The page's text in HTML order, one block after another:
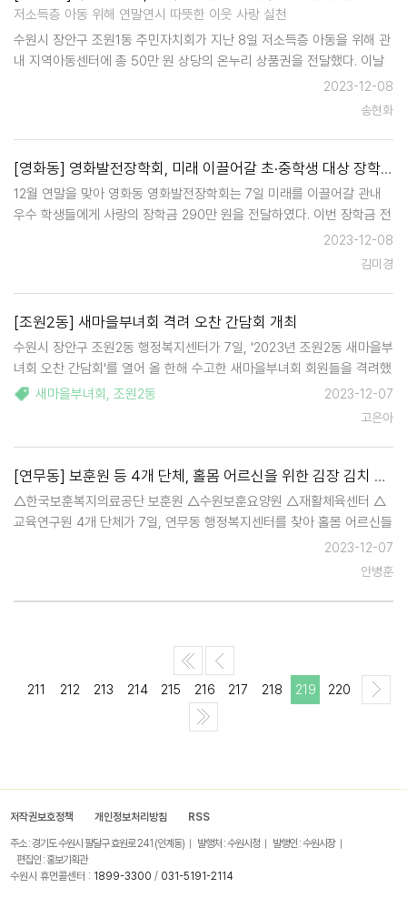
저소득층 아동 위해 연말연시 따뜻한 이웃 사랑 실천
수원시 장안구 조원1동 주민자치회가 지난 8일 저소득층 아동을 위해 관
내 지역아동센터에 총 50만 원 상당의 온누리 상품권을 전달했다. 이날
전달식에 함께 참석한 유순근 조원1동장은 저소득 가정 아이들의 교육
2023-12-08
송현화
[영화동] 영화발전장학회, 미래 이끌어갈 초·중학생 대상 장학금 전달
12월 연말을 맞아 영화동 영화발전장학회는 7일 미래를 이끌어갈 관내
우수 학생들에게 사랑의 장학금 290만 원을 전달하였다. 이번 장학금 전
달식에는 영화발전장학회, 장학생, 내빈 등 40여 명이 참석하였으며, 어
려운 환경에서도 모범적이고 학교 생활을 열심히 하고 있는 학생 13명에
2023-12-08
김미경
[조원2동] 새마을부녀회 격려 오찬 간담회 개최
수원시 장안구 조원2동 행정복지센터가 7일, '2023년 조원2동 새마을부
녀회 오찬 간담회'를 열어 올 한해 수고한 새마을부녀회 회원들을 격려했
다. 이날 간담회에는 김수정 조원2동장과 새마을부녀회 회원 7명 등이
참석했으며, 이웃 나눔 활동을 하며 고생한 부녀회원들의 노고를 격려하
새마을부녀회 , 조원2동
2023-12-07
고은아
[연무동] 보훈원 등 4개 단체, 홀몸 어르신을 위한 김장 김치 20박스 전달
△한국보훈복지의료공단 보훈원 △수원보훈요양원 △재활체육센터 △
교육연구원 4개 단체가 7일, 연무동 행정복지센터를 찾아 홀몸 어르신들
을 위한 김장 김치 20박스를 전달했다. 정인채 보훈원장은 "혼자 지내다
보니 김장하기 어려워 걱정이 많으셨던 어르신들의 걱정을 조금이나마
2023-12-07
안병훈
211 212 213 214 215 216 217 218 219 220
저작권보호정책 개인정보처리방침 RSS
주소 : 경기도 수원시 팔달구 효원로 241 (인계동) 발행처 : 수원시청
발행인 : 수원시장
편집인 : 홍보기획관
수원시 휴먼콜센터 : 1899-3300 / 031-5191-2114